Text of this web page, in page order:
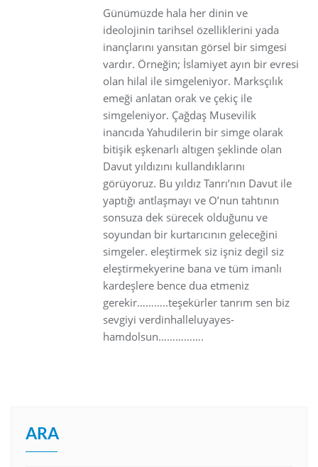
Günümüzde hala her dinin ve
ideolojinin tarihsel özelliklerini yada
inançlarını yansıtan görsel bir simgesi
vardır. Örneğin; İslamiyet ayın bir evresi
olan hilal ile simgeleniyor. Marksçılık
emeği anlatan orak ve çekiç ile
simgeleniyor. Çağdaş Musevilik
inancıda Yahudilerin bir simge olarak
bitişik eşkenarlı altıgen şeklinde olan
Davut yıldızını kullandıklarını
görüyoruz. Bu yıldız Tanrı’nın Davut ile
yaptığı antlaşmayı ve O’nun tahtının
sonsuza dek sürecek olduğunu ve
soyundan bir kurtarıcının geleceğini
simgeler. eleştirmek siz işniz degil siz
eleştirmekyerine bana ve tüm imanlı
kardeşlere bence dua etmeniz
gerekir………..teşekürler tanrım sen biz
sevgiyi verdinhalleluyayes-
hamdolsun…………….
ARA